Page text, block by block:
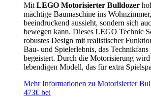
Mit LEGO Motorisierter Bulldozer
mächtige Baumaschine ins
beeindruckend aussieht, sondern sich
bewegen kann. Dieses LEGO Technic
robustes Design mit realistischer
Bau- und Spielerlebnis, das Technikfans
begeistert. Durch die Motorisierung
lebendigen Modell, das für extra
Mehr Informationen zu Motorisierter
473€ bei